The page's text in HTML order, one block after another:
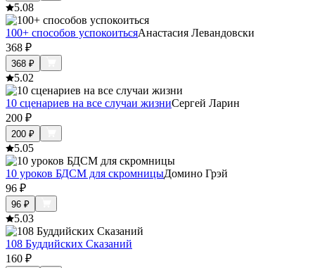
5.08
100+ способов успокоитьсяАнастасия Левандовски
368 ₽
368 ₽
5.02
10 сценариев на все случаи жизниСергей Ларин
200 ₽
200 ₽
5.05
10 уроков БДСМ для скромницыДомино Грэй
96 ₽
96 ₽
5.03
108 Буддийских Сказаний
160 ₽